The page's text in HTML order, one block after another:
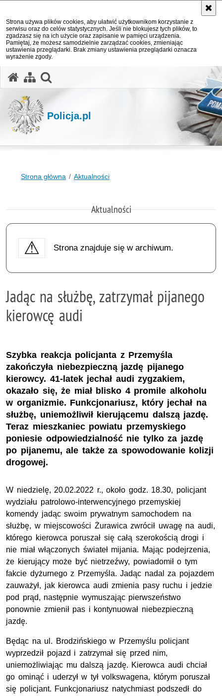
Strona używa plików cookies, aby ułatwić użytkownikom korzystanie z
serwisu oraz do celów statystycznych. Jeśli nie blokujesz tych plików, to
zgadzasz się na ich użycie oraz zapisanie w pamięci urządzenia.
Pamiętaj, że możesz samodzielnie zarządzać cookies, zmieniając
ustawienia przeglądarki. Brak zmiany ustawienia przeglądarki oznacza
wyrażenie zgody.
Policja.pl
Strona główna Aktualności
Aktualności
Strona znajduje się w archiwum.
Jadąc na służbę, zatrzymał pijanego
kierowcę audi
Szybka reakcja policjanta z Przemyśla
zakończyła niebezpieczną jazdę pijanego
kierowcy. 41-latek jechał audi zygzakiem,
okazało się, że miał blisko 4 promile alkoholu
w organizmie. Funkcjonariusz, który jechał na
służbę, uniemożliwił kierującemu dalszą jazdę.
Teraz mieszkaniec powiatu przemyskiego
poniesie odpowiedzialność nie tylko za jazdę
po pijanemu, ale także za spowodowanie kolizji
drogowej.
W niedzielę, 20.02.2022 r., około godz. 18.30, policjant
wydziału patrolowo-interwencyjnego przemyskiej
komendy jadąc swoim prywatnym samochodem na
służbę, w miejscowości Żurawica zwrócił uwagę na audi,
którego kierowca poruszał się całą szerokością drogi i
nie miał włączonych świateł mijania. Mając podejrzenia,
że kierujący może być nietrzeźwy, powiadomił o tym
fakcie dyżurnego z Przemyśla. Jadąc nadal za pojazdem
zauważył, jak kierowca audi zmienia pasy ruchu i jedzie
pod prąd, następnie wymuszając pierwszeństwo
ponownie zmienił pas i kontynuował niebezpieczną
jazdę.
Będąc na ul. Brodzińskiego w Przemyślu policjant
wyprzedził pojazd i zatrzymał się przed nim,
uniemożliwiając mu dalszą jazdę. Kierowca audi chciał
go ominąć i uderzył w tył volkswagena, którym poruszał
się policjant. Funkcjonariusz natychmiast podszedł do